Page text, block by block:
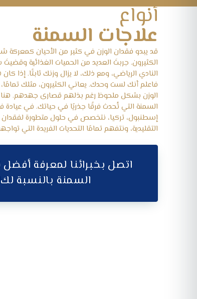
أنواع
علاجات السمنة
قد يبدو فقدان الوزن في كثير من الأحيان كمعركة
الكثيرون. جربتَ العديد من الحميات الغذائية
النادي الرياضي، ومع ذلك، لا يزال وزنك ثابتًا. إذا
فاعلم أنك لست وحدك. يعاني الكثيرون، مثلك
الوزن بشكل ملحوظ رغم بذلهم قصارى جهدهم. هنا
السمنة التي تُحدث فرقًا جذريًا في حياتك. في عيادة
إسطنبول، تركيا، نتخصص في حلول متطورة لفقدان
التقليدية، ونتفهم تمامًا التحديات الفريدة التي
اتصل بخبرائنا لمعرفة أفضل
السمنة بالنسبة